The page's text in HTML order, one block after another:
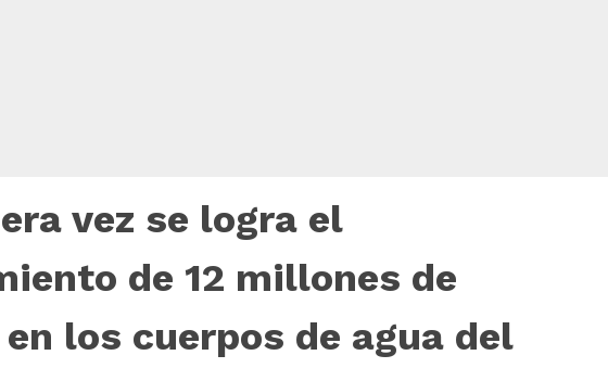
vez se logra el
de 12 millones de
los cuerpos de agua del